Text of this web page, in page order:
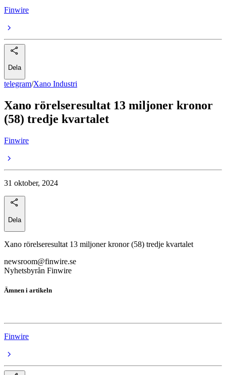
Finwire
Dela
telegram/Xano Industri
Xano rörelseresultat 13 miljoner kronor
(58) tredje kvartalet
Finwire
31 oktober, 2024
Dela
Xano rörelseresultat 13 miljoner kronor (58) tredje kvartalet
newsroom@finwire.se
Nyhetsbyrån Finwire
Ämnen i artikeln
Finwire